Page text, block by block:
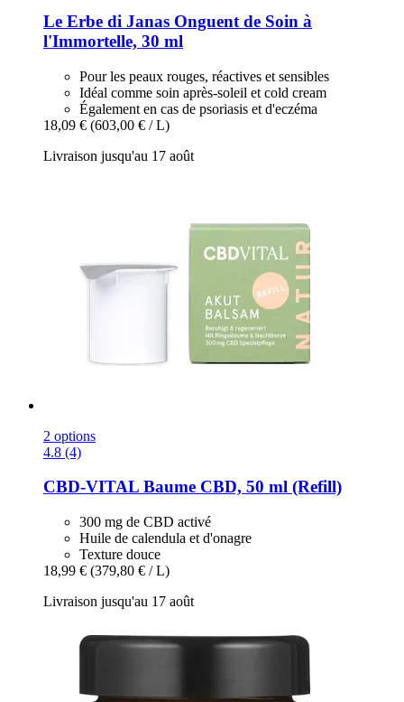
Le Erbe di Janas Onguent de Soin à
l'Immortelle, 30 ml
Pour les peaux rouges, réactives et sensibles
Idéal comme soin après-soleil et cold cream
Également en cas de psoriasis et d'eczéma
18,09 € (603,00 € / L)
Livraison jusqu'au 17 août
2 options
4.8 (4)
CBD-VITAL Baume CBD, 50 ml (Refill)
300 mg de CBD activé
Huile de calendula et d'onagre
Texture douce
18,99 € (379,80 € / L)
Livraison jusqu'au 17 août